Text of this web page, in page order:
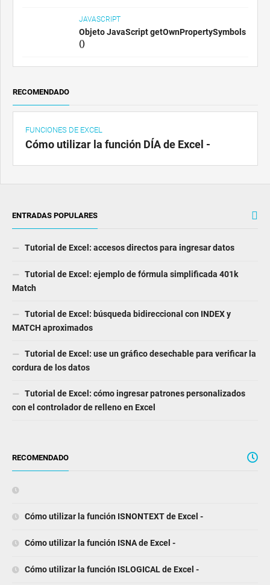
JAVASCRIPT
Objeto JavaScript getOwnPropertySymbols
()
RECOMENDADO
FUNCIONES DE EXCEL
Cómo utilizar la función DÍA de Excel -
ENTRADAS POPULARES
Tutorial de Excel: accesos directos para ingresar datos
Tutorial de Excel: ejemplo de fórmula simplificada 401k
Match
Tutorial de Excel: búsqueda bidireccional con INDEX y
MATCH aproximados
Tutorial de Excel: use un gráfico desechable para verificar la
cordura de los datos
Tutorial de Excel: cómo ingresar patrones personalizados
con el controlador de relleno en Excel
RECOMENDADO
Cómo utilizar la función ISNONTEXT de Excel -
Cómo utilizar la función ISNA de Excel -
Cómo utilizar la función ISLOGICAL de Excel -